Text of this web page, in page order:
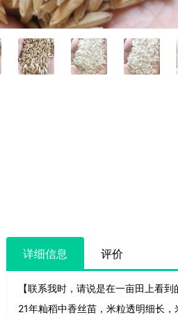
详细信息 评价
【联系我时，请说是在一亩田上看到
21年籼稻中香丝苗，米粒透明细长